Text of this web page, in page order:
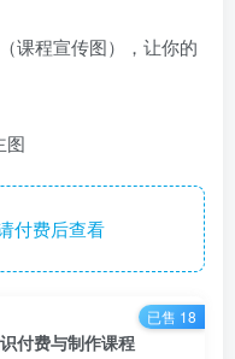
课程宣传图），让你的
图
付费后查看
付费与制作课程
已售 18